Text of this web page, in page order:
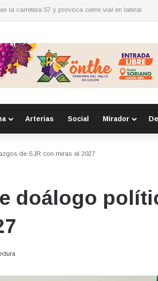
Arterias Social Mirador
de SJR con miras al 2027
doálogo